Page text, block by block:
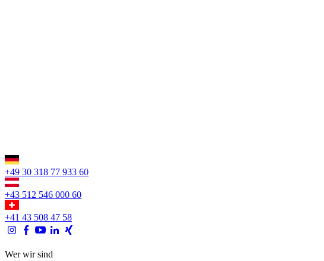
+49 30 318 77 933 60
+43 512 546 000 60
+41 43 508 47 58
Wer wir sind